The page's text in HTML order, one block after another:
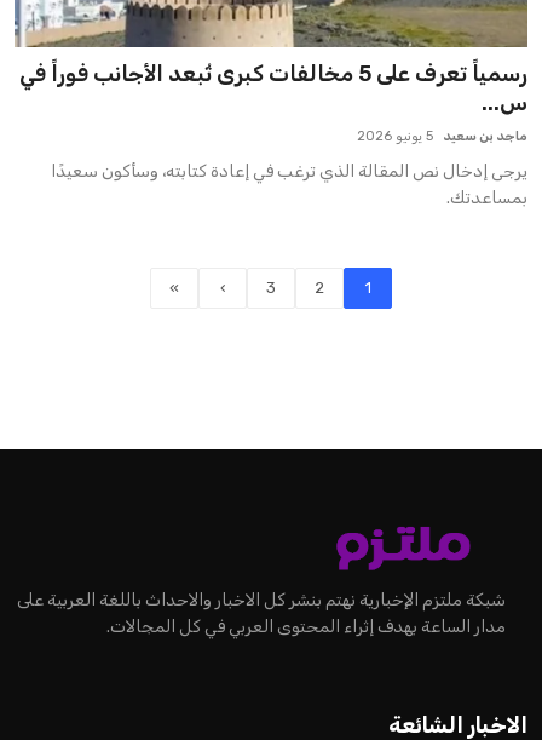
رسمياً تعرف على 5 مخالفات كبرى تُبعد الأجانب فوراً في
س...
ماجد بن سعيد 5 يونيو 2026
يرجى إدخال نص المقالة الذي ترغب في إعادة كتابته، وسأكون سعيدًا
بمساعدتك.
1
2
3
›
»
شبكة ملتزم الإخبارية نهتم بنشر كل الاخبار والاحداث باللغة العربية على
مدار الساعة بهدف إثراء المحتوى العربي في كل المجالات.
الاخبار الشائعة